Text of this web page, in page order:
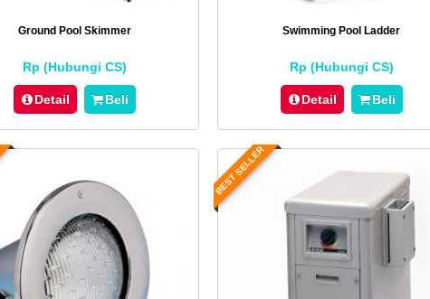
Ground Pool Skimmer
Rp (Hubungi CS)
Detail Beli
Swimming Pool Ladder
Rp (Hubungi CS)
Detail Beli
BEST SELLER